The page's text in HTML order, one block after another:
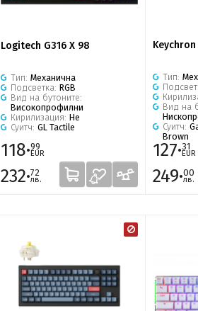
Logitech G316 X 98
Тип: Механична
Подсветка: RGB
Вид на бутоните:
Високопрофилни
Кирилизация: Не
Суитч: GL Tactile
118·99
EUR
232·72
лв.
Keychron
Тип:
Вид на
Суитч:
Brown
127·31
EUR
249·00
лв.